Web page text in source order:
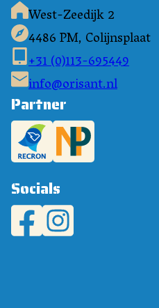
West-Zeedijk 2
4486 PM, Colijnsplaat
+31 (0)113-695449
info@orisant.nl
Partner
Socials